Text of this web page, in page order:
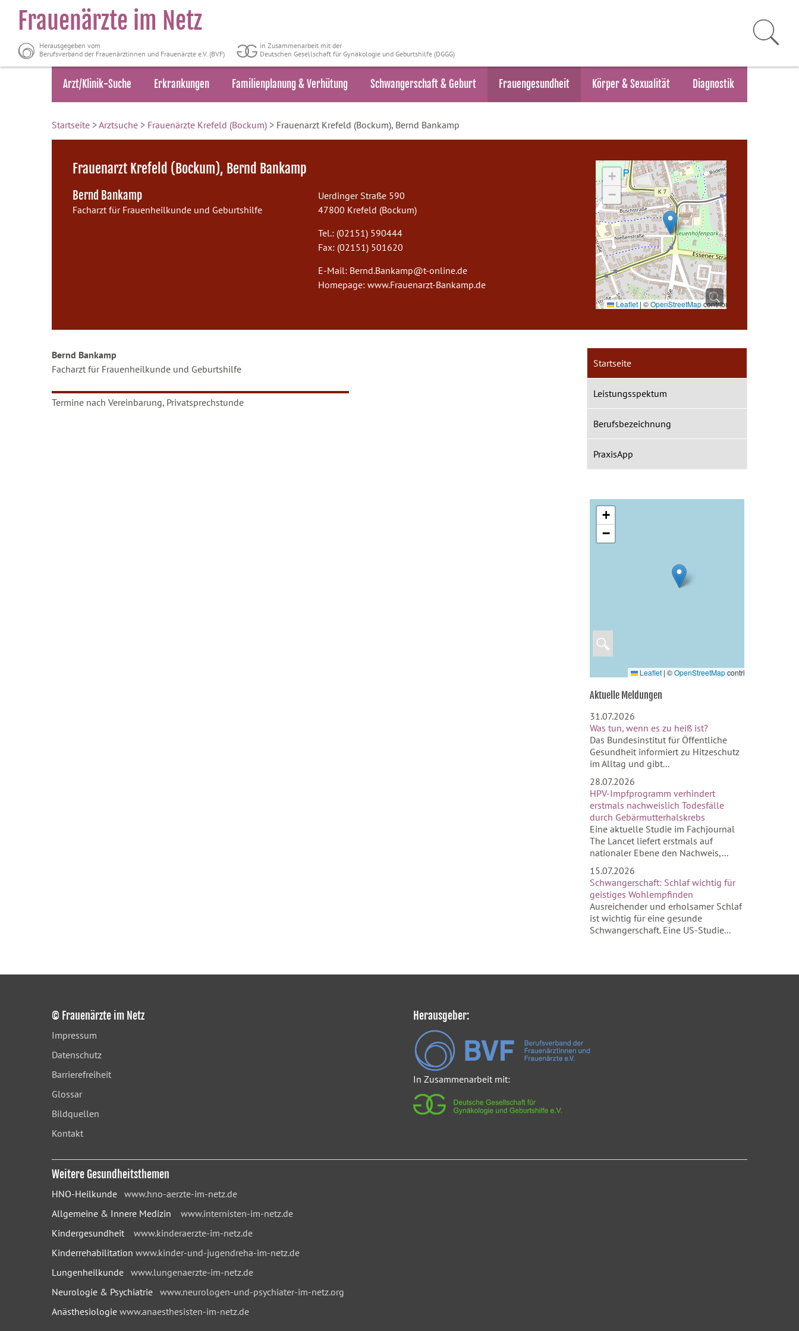
Frauenärzte im Netz
Herausgegeben vom
Berufsverband der Frauenärztinnen und Frauenärzte e.V. (BVF)
in Zusammenarbeit mit der
Deutschen Gesellschaft für Gynäkologie und Geburtshilfe (DGGG)
Arzt/Klinik-Suche Erkrankungen Familienplanung & Verhütung Schwangerschaft & Geburt Frauengesundheit Körper & Sexualität Diagnostik
Startseite >Arztsuche > Frauenärzte Krefeld (Bockum) > Frauenarzt Krefeld (Bockum), Bernd Bankamp
Frauenarzt Krefeld (Bockum), Bernd Bankamp
Bernd Bankamp
Facharzt für Frauenheilkunde und Geburtshilfe
Uerdinger Straße 590
47800 Krefeld (Bockum)
Tel.: (02151) 590444
Fax: (02151) 501620
E-Mail: Bernd.Bankamp@t-online.de
Homepage: www.Frauenarzt-Bankamp.de
+
−
Leaflet |©OpenStreetMapcontributors
Bernd Bankamp
Facharzt für Frauenheilkunde und Geburtshilfe
Termine nach Vereinbarung, Privatsprechstunde
Startseite
Leistungsspektum
Berufsbezeichnung
PraxisApp
🔍
+
−
Leaflet | ©OpenStreetMapcontributors
Aktuelle Meldungen
31.07.2026
Was tun, wenn es zu heiß ist?
Das Bundesinstitut für Öffentliche
Gesundheit informiert zu Hitzeschutz
im Alltag und gibt...
28.07.2026
HPV-Impfprogramm verhindert
erstmals nachweislich Todesfälle
durch Gebärmutterhalskrebs
Eine aktuelle Studie im Fachjournal
The Lancet liefert erstmals auf
nationaler Ebene den Nachweis,...
15.07.2026
Schwangerschaft: Schlaf wichtig für
geistiges Wohlempfinden
Ausreichender und erholsamer Schlaf
ist wichtig für eine gesunde
Schwangerschaft. Eine US-Studie...
© Frauenärzte im Netz
Impressum
Datenschutz
Barrierefreiheit
Glossar
Bildquellen
Kontakt
Herausgeber:
In Zusammenarbeit mit:
Weitere Gesundheitsthemen
HNO-Heilkunde www.hno-aerzte-im-netz.de
Allgemeine & Innere Medizin www.internisten-im-netz.de
Kindergesundheit www.kinderaerzte-im-netz.de
Kinderrehabilitation www.kinder-und-jugendreha-im-netz.de
Lungenheilkunde www.lungenaerzte-im-netz.de
Neurologie & Psychiatrie www.neurologen-und-psychiater-im-netz.org
Anästhesiologie www.anaesthesisten-im-netz.de